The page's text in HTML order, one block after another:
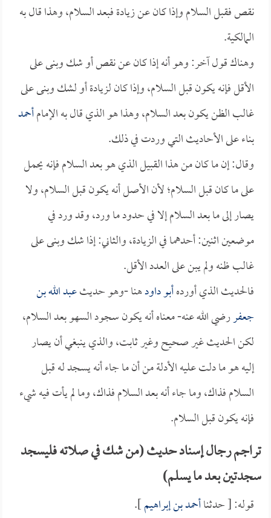
نقص فقبل السلام وإذا كان عن زيادة فبعد السلام، وهذا قال به
المالكية.
وهناك قول آخر: وهو أنه إذا كان عن نقص أو شك وبنى على
الأقل فإنه يكون قبل السلام، وإذا كان لزيادة أو لشك وبنى على
غالب الظن يكون بعد السلام، وهذا هو الذي قال به الإمامأحمد
بناء على الأحاديث التي وردت في ذلك.
وقال: إن ما كان من هذا القبيل الذي هو بعد السلام فإنه يحمل
على ما كان قبل السلام؛ لأن الأصل أنه يكون قبل السلام، ولا
يصار إلى ما بعد السلام إلا في حدود ما ورد، وقد ورد في
موضعين اثنين: أحدهما في الزيادة، والثاني: إذا شك وبنى على
غالب ظنه ولم يبن على العدد الأقل.
فالحديث الذي أوردهأبو داودهنا -وهو حديثعبد الله بن
جعفررضي الله عنه- معناه أنه يكون سجود السهو بعد السلام،
لكن الحديث غير صحيح وغير ثابت، والذي ينبغي أن يصار
إليه هو ما دلت عليه الأدلة من أن ما جاء أنه يسجد له قبل
السلام فذاك، وما جاء أنه بعد السلام فذاك، وما لم يأت فيه شيء
فإنه يكون قبل السلام.
تراجم رجال إسناد حديث (من شك في صلاته فليسجد
سجدتين بعد ما يسلم)
قوله: [ حدثناأحمد بن إبراهيم].